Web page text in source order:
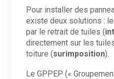
Pour installer des
existe deux solutions :
par le retrait de tuiles (
directement sur les
toiture (surimposition).
Le GPPEP («